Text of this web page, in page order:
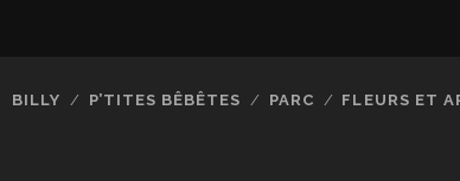
BILLY P’TITES BÊBÊTES PARC FLEURS ET